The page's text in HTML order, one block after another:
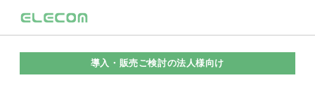
導入・販売ご検討の法人様向け